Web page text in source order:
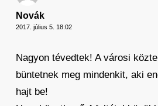
Novák
2017. július 5. 18:02
Nagyon tévedtek! A városi
büntetnek meg mindenkit, aki
hajt be!